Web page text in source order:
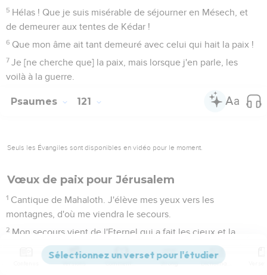
5 Hélas ! Que je suis misérable de séjourner en Mésech, et
de demeurer aux tentes de Kédar !
6 Que mon âme ait tant demeuré avec celui qui hait la paix !
7 Je [ne cherche que] la paix, mais lorsque j'en parle, les
voilà à la guerre.
Psaumes 121
Seuls les Évangiles sont disponibles en vidéo pour le moment.
Vœux de paix pour Jérusalem
1 Cantique de Mahaloth. J'élève mes yeux vers les
montagnes, d'où me viendra le secours.
2 Mon secours vient de l'Eternel qui a fait les cieux et la
Il ne permettra point que ton pied soit ébranlé ; celui qui te
Versions Commentaires Strong